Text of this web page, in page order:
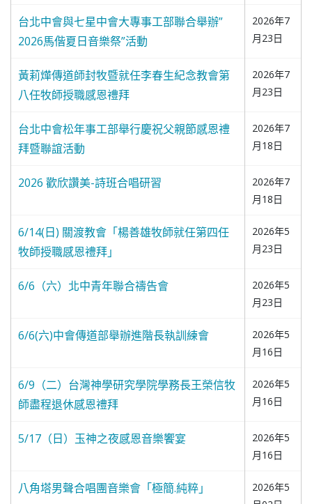
台北中會與七星中會大專事工部聯合舉辦”
2026馬偕夏日音樂祭”活動
2026年7
月23日
黃莉燁傳道師封牧暨就任李春生紀念教會第
八任牧師授職感恩禮拜
2026年7
月23日
台北中會松年事工部舉行慶祝父親節感恩禮
拜暨聯誼活動
2026年7
月18日
2026 歡欣讚美-詩班合唱研習
2026年7
月18日
6/14(日) 關渡教會「楊善雄牧師就任第四任
牧師授職感恩禮拜」
2026年5
月23日
6/6（六）北中青年聯合禱告會
2026年5
月23日
6/6(六)中會傳道部舉辦進階長執訓練會
2026年5
月16日
6/9（二）台灣神學研究學院學務長王榮信牧
師盡程退休感恩禮拜
2026年5
月16日
5/17（日）玉神之夜感恩音樂饗宴
2026年5
月16日
八角塔男聲合唱團音樂會「極簡.純粹」
2026年5